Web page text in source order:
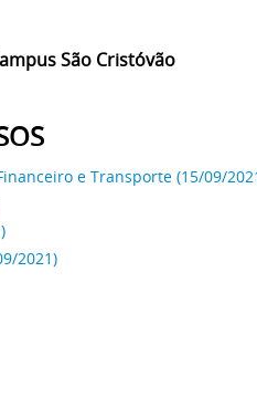
São Cristóvão
e Transporte (15/09/
2021)